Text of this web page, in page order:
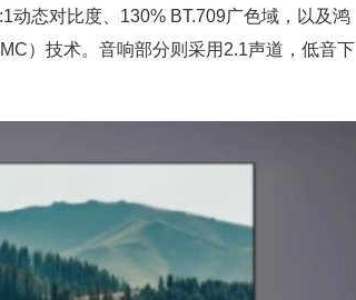
动态对比度、130% BT.709广色域，以及鸿
）技术。音响部分则采用2.1声道，低音下